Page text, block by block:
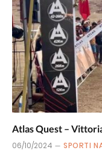
Atlas Quest –
06/10/2024 SPORTI